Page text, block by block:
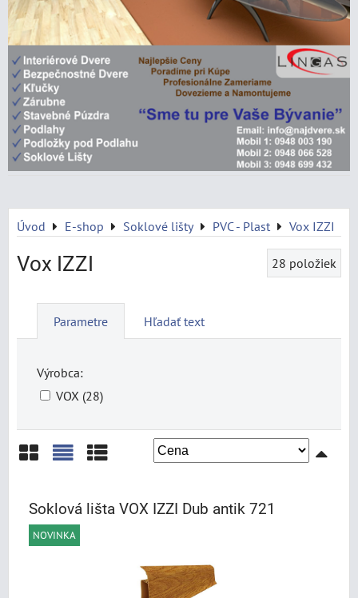
Úvod E-shop Soklové lišty PVC - Plast Vox IZZI
Vox IZZI 28 položiek
Parametre Hľadať text
Výrobca:
VOX (28)
Soklová lišta VOX IZZI Dub antik 721
NOVINKA